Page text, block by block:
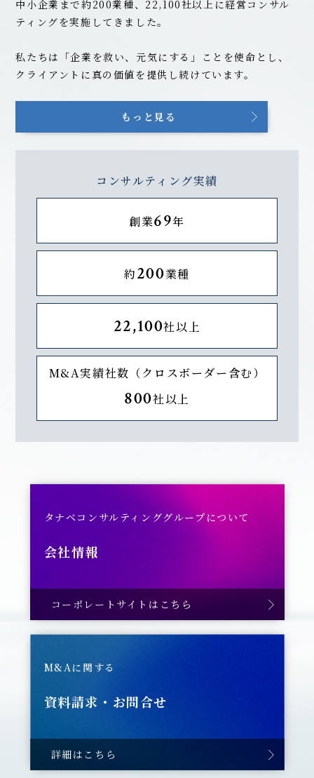
中小企業まで約200業種、22,100社以上に経営コンサル
ティングを実施してきました。
私たちは「企業を救い、元気にする」ことを使命とし、
クライアントに真の価値を提供し続けています。
もっと見る
コンサルティング実績
創業69年
約200業種
22,100社以上
M&A実績社数（クロスボーダー含む）
800社以上
タナベコンサルティンググループについて
会社情報
コーポレートサイトはこちら
M&Aに関する
資料請求・お問合せ
詳細はこちら